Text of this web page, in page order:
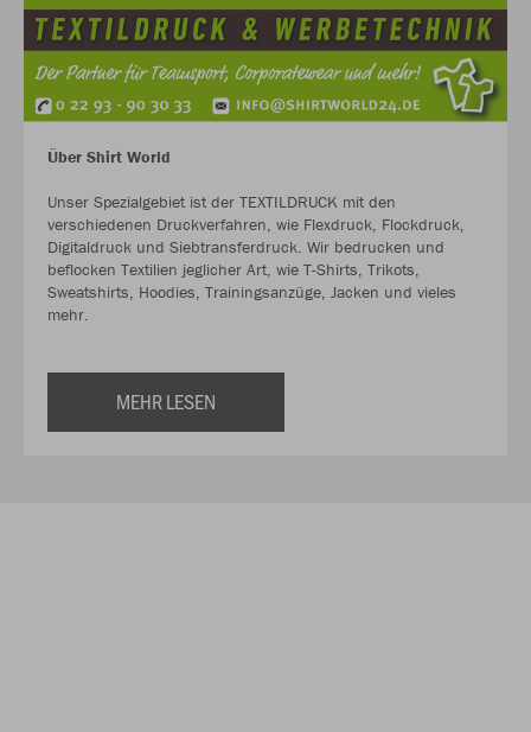
Über Shirt World
Unser Spezialgebiet ist der TEXTILDRUCK mit den
verschiedenen Druckverfahren, wie Flexdruck, Flockdruck,
Digitaldruck und Siebtransferdruck. Wir bedrucken und
beflocken Textilien jeglicher Art, wie T-Shirts, Trikots,
Sweatshirts, Hoodies, Trainingsanzüge, Jacken und vieles
mehr.
MEHR LESEN